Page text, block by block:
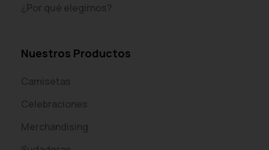
¿Por qué elegirnos?
Nuestros Productos
Camisetas
Celebraciones
Merchandising